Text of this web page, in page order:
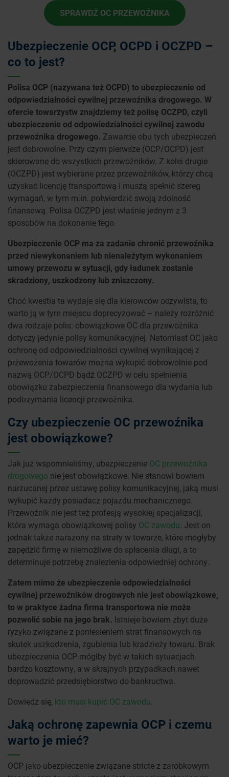
SPRAWDŹ OC PRZEWOŹNIKA
Ubezpieczenie OCP, OCPD i OCZPD –
co to jest?
Polisa OCP (nazywana też OCPD) to ubezpieczenie od
odpowiedzialności cywilnej przewoźnika drogowego. W
ofercie towarzystw znajdziemy też polisę OCZPD, czyli
ubezpieczenie od odpowiedzialności cywilnej zawodu
przewoźnika drogowego. Zawarcie obu tych ubezpieczeń
jest dobrowolne. Przy czym pierwsze (OCP/OCPD) jest
skierowane do wszystkich przewoźników. Z kolei drugie
(OCZPD) jest wybierane przez przewoźników, którzy chcą
uzyskać licencję transportową i muszą spełnić szereg
wymagań, w tym m.in. potwierdzić swoją zdolność
finansową. Polisa OCZPD jest właśnie jednym z 3
sposobów na dokonanie tego.
Ubezpieczenie OCP ma za zadanie chronić przewoźnika
przed niewykonaniem lub nienależytym wykonaniem
umowy przewozu w sytuacji, gdy ładunek zostanie
skradziony, uszkodzony lub zniszczony.
Choć kwestia ta wydaje się dla kierowców oczywista, to
warto ją w tym miejscu doprecyzować – należy rozróżnić
dwa rodzaje polis: obowiązkowe OC dla przewoźnika
dotyczy jedynie polisy komunikacyjnej. Natomiast OC jako
ochronę od odpowiedzialności cywilnej wynikającej z
przewożenia towarów można wykupić dobrowolnie pod
nazwą OCP/OCPD bądź OCZPD w celu spełnienia
obowiązku zabezpieczenia finansowego dla wydania lub
podtrzymania licencji przewoźnika.
Czy ubezpieczenie OC przewoźnika
jest obowiązkowe?
Jak już wspomnieliśmy, ubezpieczenie OC przewoźnika
drogowego nie jest obowiązkowe. Nie stanowi bowiem
narzucanej przez ustawę polisy komunikacyjnej, jaką musi
wykupić każdy posiadacz pojazdu mechanicznego.
Przewoźnik nie jest też profesją wysokiej specjalizacji,
która wymaga obowiązkowej polisy OC zawodu. Jest on
jednak także narażony na straty w towarze, które mogłyby
zapędzić firmę w niemożliwe do spłacenia długi, a to
determinuje potrzebę znalezienia odpowiedniej ochrony.
Zatem mimo że ubezpieczenie odpowiedzialności
cywilnej przewoźników drogowych nie jest obowiązkowe,
to w praktyce żadna firma transportowa nie może
pozwolić sobie na jego brak. Istnieje bowiem zbyt duże
ryzyko związane z poniesieniem strat finansowych na
skutek uszkodzenia, zgubienia lub kradzieży towaru. Brak
ubezpieczenia OCP mógłby być w takich sytuacjach
bardzo kosztowny, a w skrajnych przypadkach nawet
doprowadzić przedsiębiorstwo do bankructwa.
Dowiedz się, kto musi kupić OC zawodu.
Jaką ochronę zapewnia OCP i czemu
warto je mieć?
OCP jako ubezpieczenie związane stricte z zarobkowym